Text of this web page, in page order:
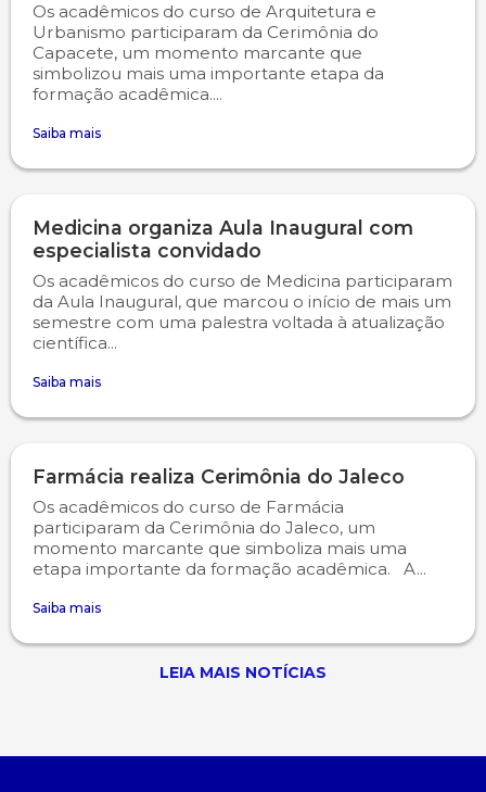
Os acadêmicos do curso de Arquitetura e
Urbanismo participaram da Cerimônia do
Capacete, um momento marcante que
simbolizou mais uma importante etapa da
formação acadêmica....
Saiba mais
Medicina organiza Aula Inaugural com
especialista convidado
Os acadêmicos do curso de Medicina participaram
da Aula Inaugural, que marcou o início de mais um
semestre com uma palestra voltada à atualização
científica...
Saiba mais
Farmácia realiza Cerimônia do Jaleco
Os acadêmicos do curso de Farmácia
participaram da Cerimônia do Jaleco, um
momento marcante que simboliza mais uma
etapa importante da formação acadêmica. A...
Saiba mais
LEIA MAIS NOTÍCIAS